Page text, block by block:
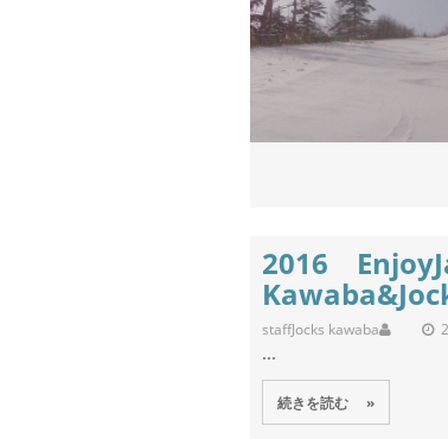
2016
staffJocks kawaba
...
続きを読む »